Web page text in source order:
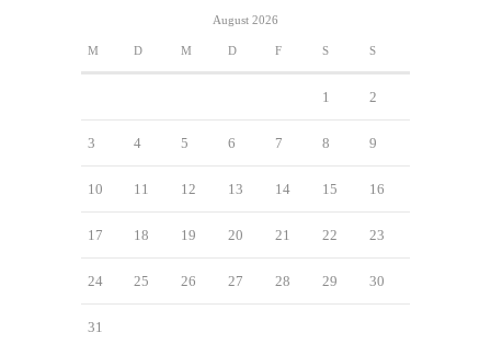
August 2026
M D M D F S S
1 2
3 4 5 6 7 8 9
10 11 12 13 14 15 16
17 18 19 20 21 22 23
24 25 26 27 28 29 30
31